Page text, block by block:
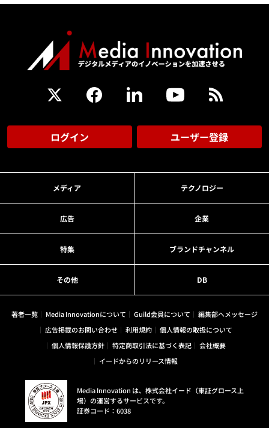
ログイン ユーザー登録
メディア テクノロジー
広告 企業
特集 ブランドチャンネル
その他 DB
著者一覧 Media Innovationについて Guild会員について
編集部へメッセージ
広告掲載のお問い合わせ
利用規約
個人情報の取扱について
個人情報保護方針
特定商取引法に基づく表記
会社概要
イードからのリリース情報
Media Innovation は、株式会社イード（東証グロース上
場）の運営するサービスです。
証券コード：6038